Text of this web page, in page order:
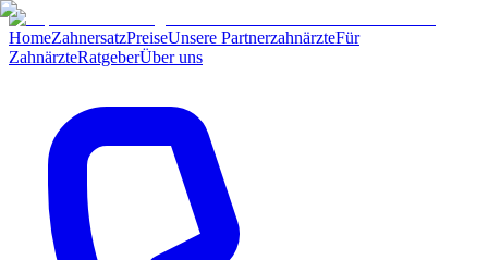
HomeZahnersatzPreiseUnsere PartnerzahnärzteFür
ZahnärzteRatgeberÜber uns